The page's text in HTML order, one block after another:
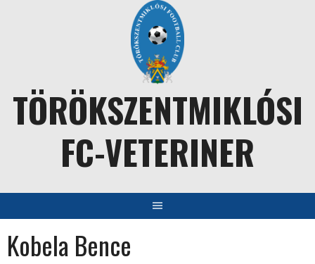
TÖRÖKSZENTMIKLÓSI
FC-VETERINER
Kobela Bence